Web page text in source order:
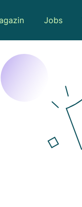
Jobs